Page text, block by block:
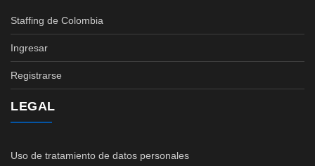
Staffing de Colombia
Ingresar
Registrarse
LEGAL
Uso de tratamiento de datos personales